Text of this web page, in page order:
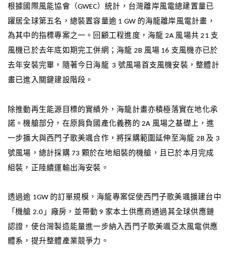
根據國際風能協會（GWEC）統計，台灣離岸風電總建置量已
躍居全球第五名，總裝置容量逾 1 GW 的海龍離岸風電計畫，
為其中的指標專案之一。回顧工程進度，海龍 2A 風場共 21 支
風機已於去年底如期完工併網 ；海龍 2B 風場 16 支風機亦已於
去年安裝完畢，隨著今日海龍 3 號風場首支風機安裝，整體計
畫已進入關鍵建設階段。
除推動再生能源目標的實績外，海龍計畫亦積極落實在地化承
諾。機艙部分，在原肩負國產化義務的 2A 風場之基礎上，進
一步擴大與西門子歌美颯合作，將採購範圍延伸至海龍 2B及 3
號風場，總計採購 73 顆於在地組裝的機艙，且已於本月完成
組裝，正陸續運輸出海安裝。
透過逾 1GW 的訂單規模，海龍專案促使西門子歌美颯擴建台中
「機艙 2.0 」廠房，並帶動 9 家本土供應商通過其全球供應鏈
認證，使台灣製造能量進一步納入西門子歌美颯亞太風電供應
體系，提升整體產業競爭力。